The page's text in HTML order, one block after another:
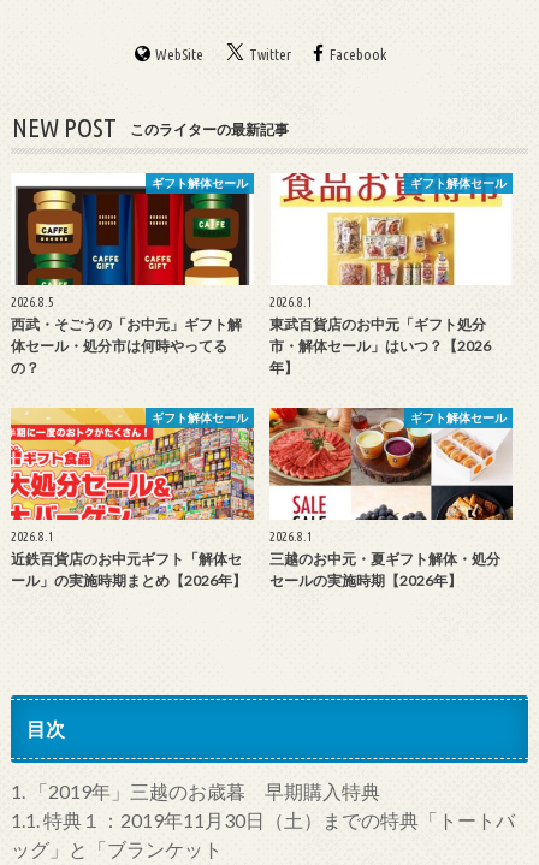
WebSite Twitter Facebook
NEW POST このライターの最新記事
ギフト解体セール
2026.8.5
西武・そごうの「お中元」ギフト解
体セール・処分市は何時やってる
の？
ギフト解体セール
2026.8.1
東武百貨店のお中元「ギフト処分
市・解体セール」はいつ？【2026
年】
ギフト解体セール
2026.8.1
近鉄百貨店のお中元ギフト「解体セ
ール」の実施時期まとめ【2026年】
ギフト解体セール
2026.8.1
三越のお中元・夏ギフト解体・処分
セールの実施時期【2026年】
目次
1.「2019年」三越のお歳暮 早期購入特典
1.1.特典１：2019年11月30日（土）までの特典「トートバ
ッグ」と「ブランケット